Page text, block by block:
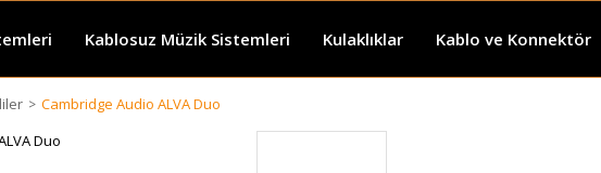
Kablosuz Müzik Sistemleri Kulaklıklar Kablo ve Konnektör
Cambridge Audio ALVA Duo